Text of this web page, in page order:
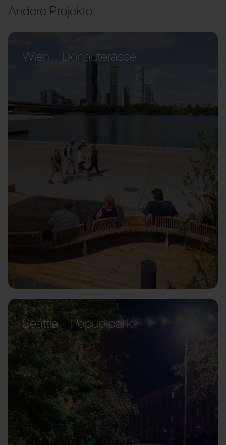
Andere Projekte
Wien – Donauterasse
Seattle – Popup park